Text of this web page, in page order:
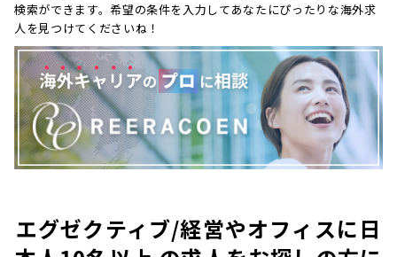
検索ができます。希望の条件を入力してあなたにぴったりな海外求
人を見つけてくださいね！
エグゼクティブ/経営やオフィスに日